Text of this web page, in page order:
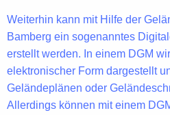
Weiterhin kann mit Hilfe der
Bamberg ein sogenanntes
erstellt werden. In einem DGM
elektronischer Form dargestellt
Geländeplänen oder
Allerdings können mit einem